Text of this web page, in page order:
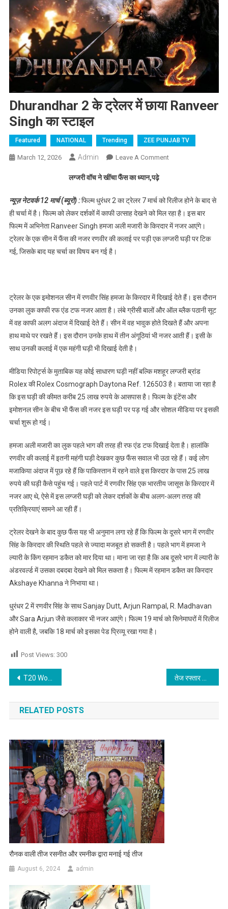
Dhurandhar 2 के ट्रेलर में छाया Ranveer
Singh का स्टाइल
Featured NATIONAL Trending ZEE PUNJAB TV
March 12, 2026 Admin Leave A CommentOn Dhurandhar 2
लग्जरी वॉच ने खींचा फैंस का ध्यान,पढ़े
न्यूज़ नेटवर्क 12 मार्च (ब्यूरो) :फिल्म धुरंधर 2 का ट्रेलर 7 मार्च को रिलीज होने के बाद से
ही चर्चा में है। फिल्म को लेकर दर्शकों में काफी उत्साह देखने को मिल रहा है। इस बार
फिल्म में अभिनेता Ranveer Singh हमजा अली मजारी के किरदार में नजर आएंगे।
ट्रेलर के एक सीन में फैंस की नजर रणवीर की कलाई पर पड़ी एक लग्जरी घड़ी पर टिक
गई, जिसके बाद यह चर्चा का विषय बन गई है।
ट्रेलर के एक इमोशनल सीन में रणवीर सिंह हमजा के किरदार में दिखाई देते हैं। इस दौरान
उनका लुक काफी रफ एंड टफ नजर आता है। लंबे ग्रीसी बालों और ऑल ब्लैक पठानी सूट
में वह काफी अलग अंदाज में दिखाई देते हैं। सीन में वह भावुक होते दिखते हैं और अपना
हाथ माथे पर रखते हैं। इस दौरान उनके हाथ में तीन अंगूठियां भी नजर आती हैं। इसी के
साथ उनकी कलाई में एक महंगी घड़ी भी दिखाई देती है।
मीडिया रिपोर्ट्स के मुताबिक यह कोई साधारण घड़ी नहीं बल्कि मशहूर लग्जरी ब्रांड
Rolex की Rolex Cosmograph Daytona Ref. 126503 है। बताया जा रहा है
कि इस घड़ी की कीमत करीब 25 लाख रुपये के आसपास है। फिल्म के इंटेंस और
इमोशनल सीन के बीच भी फैंस की नजर इस घड़ी पर पड़ गई और सोशल मीडिया पर इसकी
चर्चा शुरू हो गई।
हमजा अली मजारी का लुक पहले भाग की तरह ही रफ एंड टफ दिखाई देता है। हालांकि
रणवीर की कलाई में इतनी महंगी घड़ी देखकर कुछ फैंस सवाल भी उठा रहे हैं। कई लोग
मजाकिया अंदाज में पूछ रहे हैं कि पाकिस्तान में रहने वाले इस किरदार के पास 25 लाख
रुपये की घड़ी कैसे पहुंच गई। पहले पार्ट में रणवीर सिंह एक भारतीय जासूस के किरदार में
नजर आए थे, ऐसे में इस लग्जरी घड़ी को लेकर दर्शकों के बीच अलग-अलग तरह की
प्रतिक्रियाएं सामने आ रही हैं।
ट्रेलर देखने के बाद कुछ फैंस यह भी अनुमान लगा रहे हैं कि फिल्म के दूसरे भाग में रणवीर
सिंह के किरदार की स्थिति पहले से ज्यादा मजबूत हो सकती है। पहले भाग में हमजा ने
ल्यारी के किंग रहमान डकैत को मार दिया था। माना जा रहा है कि अब दूसरे भाग में ल्यारी के
अंडरवर्ल्ड में उसका दबदबा देखने को मिल सकता है। फिल्म में रहमान डकैत का किरदार
Akshaye Khanna ने निभाया था।
धुरंधर 2 में रणवीर सिंह के साथ Sanjay Dutt, Arjun Rampal, R. Madhavan
और Sara Arjun जैसे कलाकार भी नजर आएंगे। फिल्म 19 मार्च को सिनेमाघरों में रिलीज
होने वाली है, जबकि 18 मार्च को इसका पेड प्रिव्यू रखा गया है।
Post Views: 300
Post navigation
T20 World Cup Celebration के दौरान गर्लफ्रेंड संग डांस करते दिखे हार्दिक पांड्या
RELATED POSTS
रौनक वाली तीज रसनीत और रमनीक द्वारा मनाई गई तीज
August 6, 2024 admin